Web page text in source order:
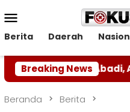
ke
kontenMobile
Berita Daerah
Breaking News
Abadi, Aktivitas di
Beranda Berita